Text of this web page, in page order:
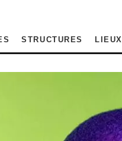
STRUCTURES LIEUX